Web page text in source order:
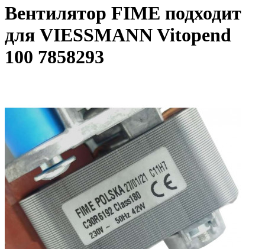
Вентилятор FIME подходит
для VIESSMANN Vitopend
100 7858293